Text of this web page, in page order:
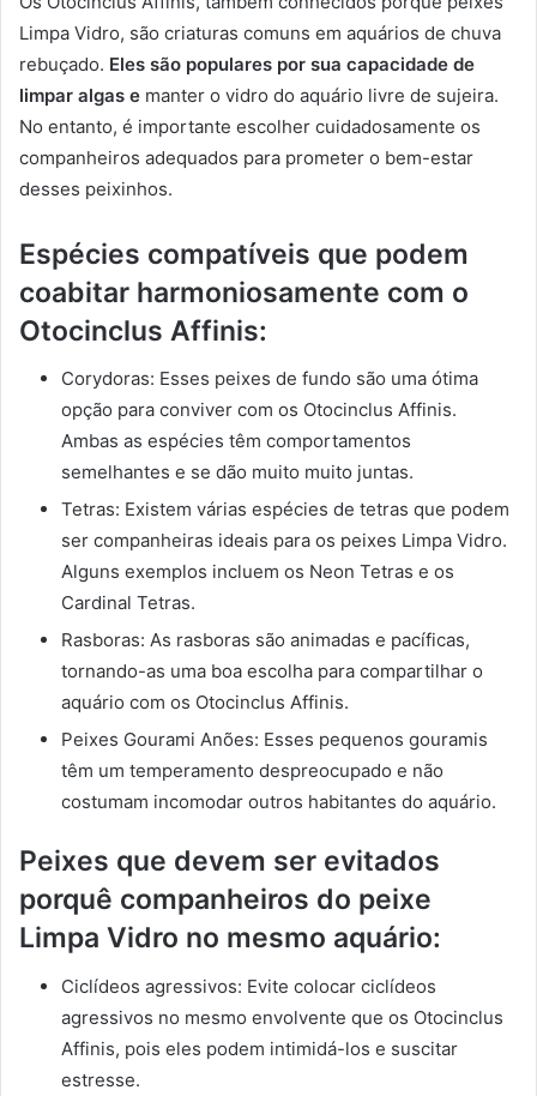
Limpa Vidro, são criaturas comuns em aquários de chuva
rebuçado. Eles são populares por sua capacidade de
limpar algas e manter o vidro do aquário livre de sujeira.
No entanto, é importante escolher cuidadosamente os
companheiros adequados para prometer o bem-estar
desses peixinhos.
Espécies compatíveis que podem
coabitar harmoniosamente com o
Otocinclus Affinis:
Corydoras: Esses peixes de fundo são uma ótima
opção para conviver com os Otocinclus Affinis.
Ambas as espécies têm comportamentos
semelhantes e se dão muito muito juntas.
Tetras: Existem várias espécies de tetras que podem
ser companheiras ideais para os peixes Limpa Vidro.
Alguns exemplos incluem os Neon Tetras e os
Cardinal Tetras.
Rasboras: As rasboras são animadas e pacíficas,
tornando-as uma boa escolha para compartilhar o
aquário com os Otocinclus Affinis.
Peixes Gourami Anões: Esses pequenos gouramis
têm um temperamento despreocupado e não
costumam incomodar outros habitantes do aquário.
Peixes que devem ser evitados
porquê companheiros do peixe
Limpa Vidro no mesmo aquário:
Ciclídeos agressivos: Evite colocar ciclídeos
agressivos no mesmo envolvente que os Otocinclus
Affinis, pois eles podem intimidá-los e suscitar
estresse.